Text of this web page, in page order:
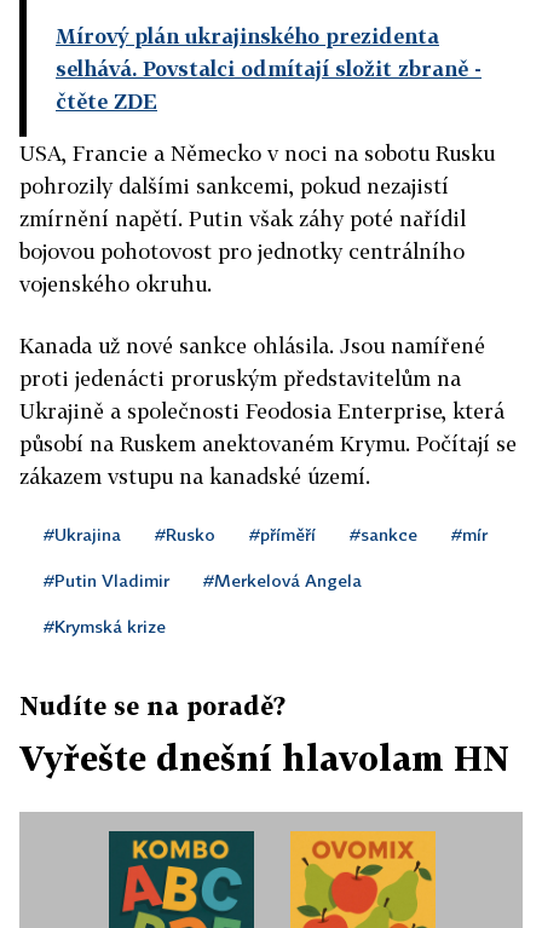
Mírový plán ukrajinského prezidenta
selhává. Povstalci odmítají složit zbraně -
čtěte ZDE
USA, Francie a Německo v noci na sobotu Rusku
pohrozily dalšími sankcemi, pokud nezajistí
zmírnění napětí. Putin však záhy poté nařídil
bojovou pohotovost pro jednotky centrálního
vojenského okruhu.
Kanada už nové sankce ohlásila. Jsou namířené
proti jedenácti proruským představitelům na
Ukrajině a společnosti Feodosia Enterprise, která
působí na Ruskem anektovaném Krymu. Počítají se
zákazem vstupu na kanadské území.
#Ukrajina #Rusko #příměří #sankce #mír
#Putin Vladimir #Merkelová Angela
#Krymská krize
Nudíte se na poradě?
Vyřešte dnešní hlavolam HN